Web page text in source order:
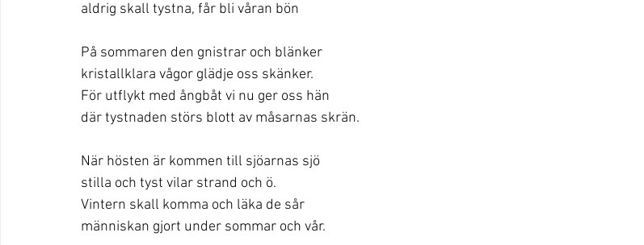
aldrig skall tystna, får bli våran bön
På sommaren den gnistrar och blänker
kristallklara vågor glädje oss skänker.
För utflykt med ångbåt vi nu ger oss hän
där tystnaden störs blott av måsarnas skrän.
När hösten är kommen till sjöarnas sjö
stilla och tyst vilar strand och ö.
Vintern skall komma och läka de sår
människan gjort under sommar och vår.